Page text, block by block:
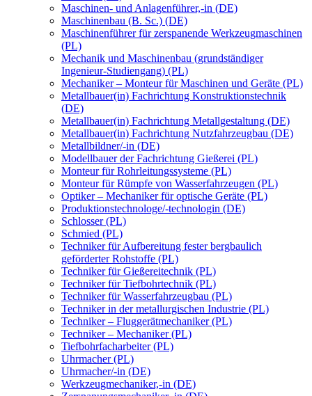
Maschinen- und Anlagenführer,-in (DE)
Maschinenbau (B. Sc.) (DE)
Maschinenführer für zerspanende Werkzeugmaschinen
(PL)
Mechanik und Maschinenbau (grundständiger
Ingenieur-Studiengang) (PL)
Mechaniker – Monteur für Maschinen und Geräte (PL)
Metallbauer(in) Fachrichtung Konstruktionstechnik
(DE)
Metallbauer(in) Fachrichtung Metallgestaltung (DE)
Metallbauer(in) Fachrichtung Nutzfahrzeugbau (DE)
Metallbildner/-in (DE)
Modellbauer der Fachrichtung Gießerei (PL)
Monteur für Rohrleitungssysteme (PL)
Monteur für Rümpfe von Wasserfahrzeugen (PL)
Optiker – Mechaniker für optische Geräte (PL)
Produktionstechnologe/-technologin (DE)
Schlosser (PL)
Schmied (PL)
Techniker für Aufbereitung fester bergbaulich
geförderter Rohstoffe (PL)
Techniker für Gießereitechnik (PL)
Techniker für Tiefbohrtechnik (PL)
Techniker für Wasserfahrzeugbau (PL)
Techniker in der metallurgischen Industrie (PL)
Techniker – Fluggerätmechaniker (PL)
Techniker – Mechaniker (PL)
Tiefbohrfacharbeiter (PL)
Uhrmacher (PL)
Uhrmacher/-in (DE)
Werkzeugmechaniker,-in (DE)